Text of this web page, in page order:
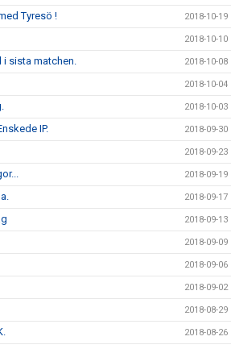
Tyresö ! 2018-10-19
2018-10-10
i sista matchen. 2018-10-08
2018-10-04
2018-10-03
IP. 2018-09-30
2018-09-23
2018-09-19
2018-09-17
2018-09-13
2018-09-09
2018-09-06
2018-09-02
2018-08-29
2018-08-26